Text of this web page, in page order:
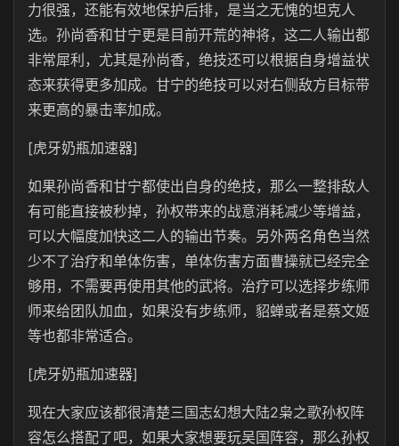
力很强，还能有效地保护后排，是当之无愧的坦克人
选。孙尚香和甘宁更是目前开荒的神将，这二人输出都
非常犀利，尤其是孙尚香，绝技还可以根据自身增益状
态来获得更多加成。甘宁的绝技可以对右侧敌方目标带
来更高的暴击率加成。
[虎牙奶瓶加速器]
如果孙尚香和甘宁都使出自身的绝技，那么一整排敌人
有可能直接被秒掉，孙权带来的战意消耗减少等增益，
可以大幅度加快这二人的输出节奏。另外两名角色当然
少不了治疗和单体伤害，单体伤害方面曹操就已经完全
够用，不需要再使用其他的武将。治疗可以选择步练师
师来给团队加血，如果没有步练师，貂蝉或者是蔡文姬
等也都非常适合。
[虎牙奶瓶加速器]
现在大家应该都很清楚三国志幻想大陆2枭之歌孙权阵
容怎么搭配了吧，如果大家想要玩吴国阵容，那么孙权